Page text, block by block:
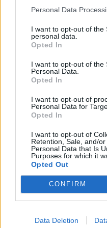
Personal Data
I want to opt-out of the
personal data.
Opted In
I want to opt-out of the
Personal Data.
Opted In
I want to opt-out of
Personal Data for
Opted In
I want to opt-out of
Retention, Sale, and/
Personal Data that Is
Purposes for which it
Opted Out
CONFIRM
Data Deletion
informações e pela
potencial cognitivo
desenvolvimento
exercitado no cotidiano”,
Ígor Lopes
250”, depois de, na
conquistou o primeiro
derrotar o belga
forte presença de
internacional do evento.
O torneio arrancou com a
18 e 19 de julho,
abertura contou com a
Câmara Municipal de
acompanhado pelo
início de uma
concelho no centro do
ténis.
Apesar das desistências
ATUALIDADE
Castelo
Internacional